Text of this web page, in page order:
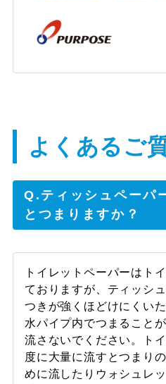
た。
よくあるご
Q.ティッシュペーパ
とつまりますか？
トイレットペーパーはト
ておりますが、ティッシ
つきが強くほどけにくい
水パイプ内でつまること
流さないでください。ト
度に大量に流すとつまり
めに流したりウォシュレ